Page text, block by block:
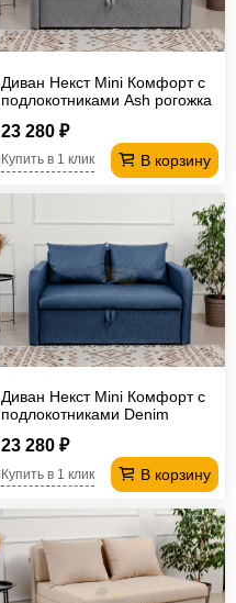
Диван Некст Mini Комфорт с
подлокотниками Ash рогожка
23 280 ₽
В корзину
Купить в 1 клик
Диван Некст Mini Комфорт с
подлокотниками Denim
23 280 ₽
В корзину
Купить в 1 клик